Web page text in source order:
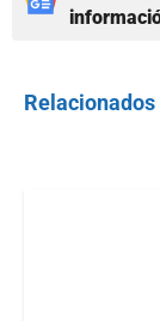
Relacionados